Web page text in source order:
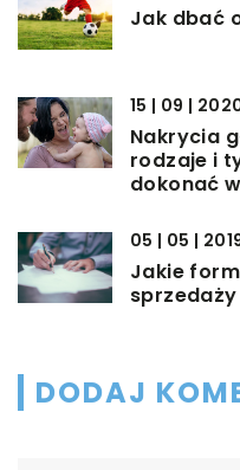
Jak dbać
15 | 09 |
Nakrycia
rodzaje i
dokonać
05 | 05 |
Jakie
DODAJ